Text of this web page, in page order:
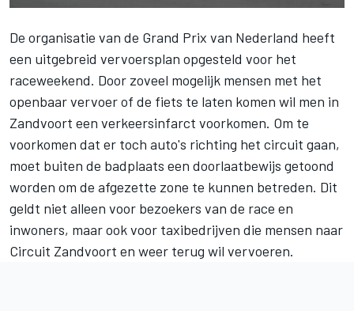
De organisatie van de Grand Prix van Nederland heeft
een uitgebreid vervoersplan opgesteld voor het
raceweekend. Door zoveel mogelijk mensen met het
openbaar vervoer of de fiets te laten komen wil men in
Zandvoort een verkeersinfarct voorkomen. Om te
voorkomen dat er toch auto's richting het circuit gaan,
moet buiten de badplaats een doorlaatbewijs getoond
worden om de afgezette zone te kunnen betreden. Dit
geldt niet alleen voor bezoekers van de race en
inwoners, maar ook voor taxibedrijven die mensen naar
Circuit Zandvoort en weer terug wil vervoeren.